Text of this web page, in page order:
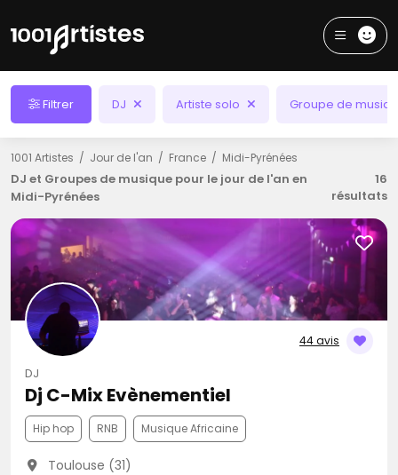
Filtrer DJ Artiste solo Groupe de
1001 Artistes Jour de l'an France Midi-Pyrénées
DJ et Groupes de musique pour le jour de l'an en
Midi-Pyrénées
16
résultats
44 avis
DJ
Dj C-Mix Evènementiel
Hip hop RNB Musique Africaine
Toulouse (31)